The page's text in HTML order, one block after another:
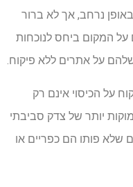
באופן נרחב, אך לא ברור
על המקום ביחס לנוכחות
שלהם על אתרים ללא פיקוח.
על הכיסוי אינם רק
יותר של צדק סביבתי
שלא פותו הם כפריים או